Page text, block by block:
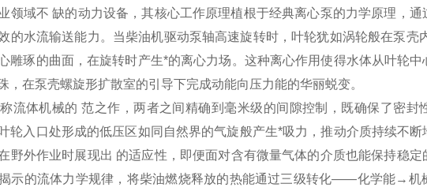
领域不 缺的动力设备，其核心工作原理植根于经典离心泵的力学原理，
的水流输送能力。当柴油机驱动泵轴高速旋转时，叶轮犹如涡轮般在泵壳
雕琢的曲面，在旋转时产生*的离心力场。这种离心作用使得水体从叶轮
，在泵壳螺旋形扩散室的引导下完成动能向压力能的华丽蜕变。
流体机械的 范之作，两者之间精确到毫米级的间隙控制，既确保了密封
轮入口处形成的低压区如同自然界的气旋般产生*吸力，推动介质持续不
野外作业时展现出 的适应性，即便面对含有微量气体的介质也能保持稳
示的流体力学规律，将柴油燃烧释放的热能通过三级转化——化学能→